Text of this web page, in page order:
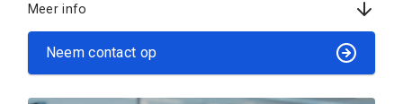
Meer info
Neem contact op